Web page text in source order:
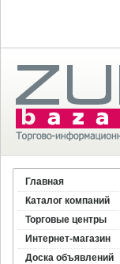
Главная
Каталог компаний
Торговые центры
Интернет-магазин
Доска объявлений